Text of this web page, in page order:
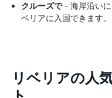
クルーズで- 海岸沿いに
ベリアに入国できます。
リベリアの人